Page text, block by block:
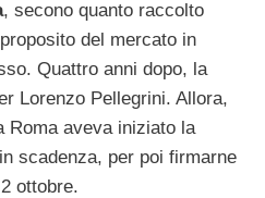
, secono quanto raccolto
del mercato in
Quattro anni dopo, la
Lorenzo Pellegrini. Allora,
Roma aveva iniziato la
scadenza, per poi firmarne
ottobre.